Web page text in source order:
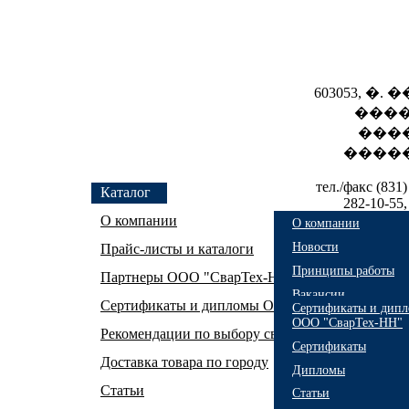
Каталог
О компании
О компании
Новости
Принципы работы
Вакансии
Прайс-листы и каталоги
Партнеры ООО "СварТех-НН"
Сертификаты и дипломы ООО "СварТех-НН"
Сертификаты и
ООО "СварТех-НН"
Сертификаты
Дипломы
Рекомендации по выбору сварочного
Доставка товара по городу
Статьи
Статьи
603053, �.
тел./факс
282-10-